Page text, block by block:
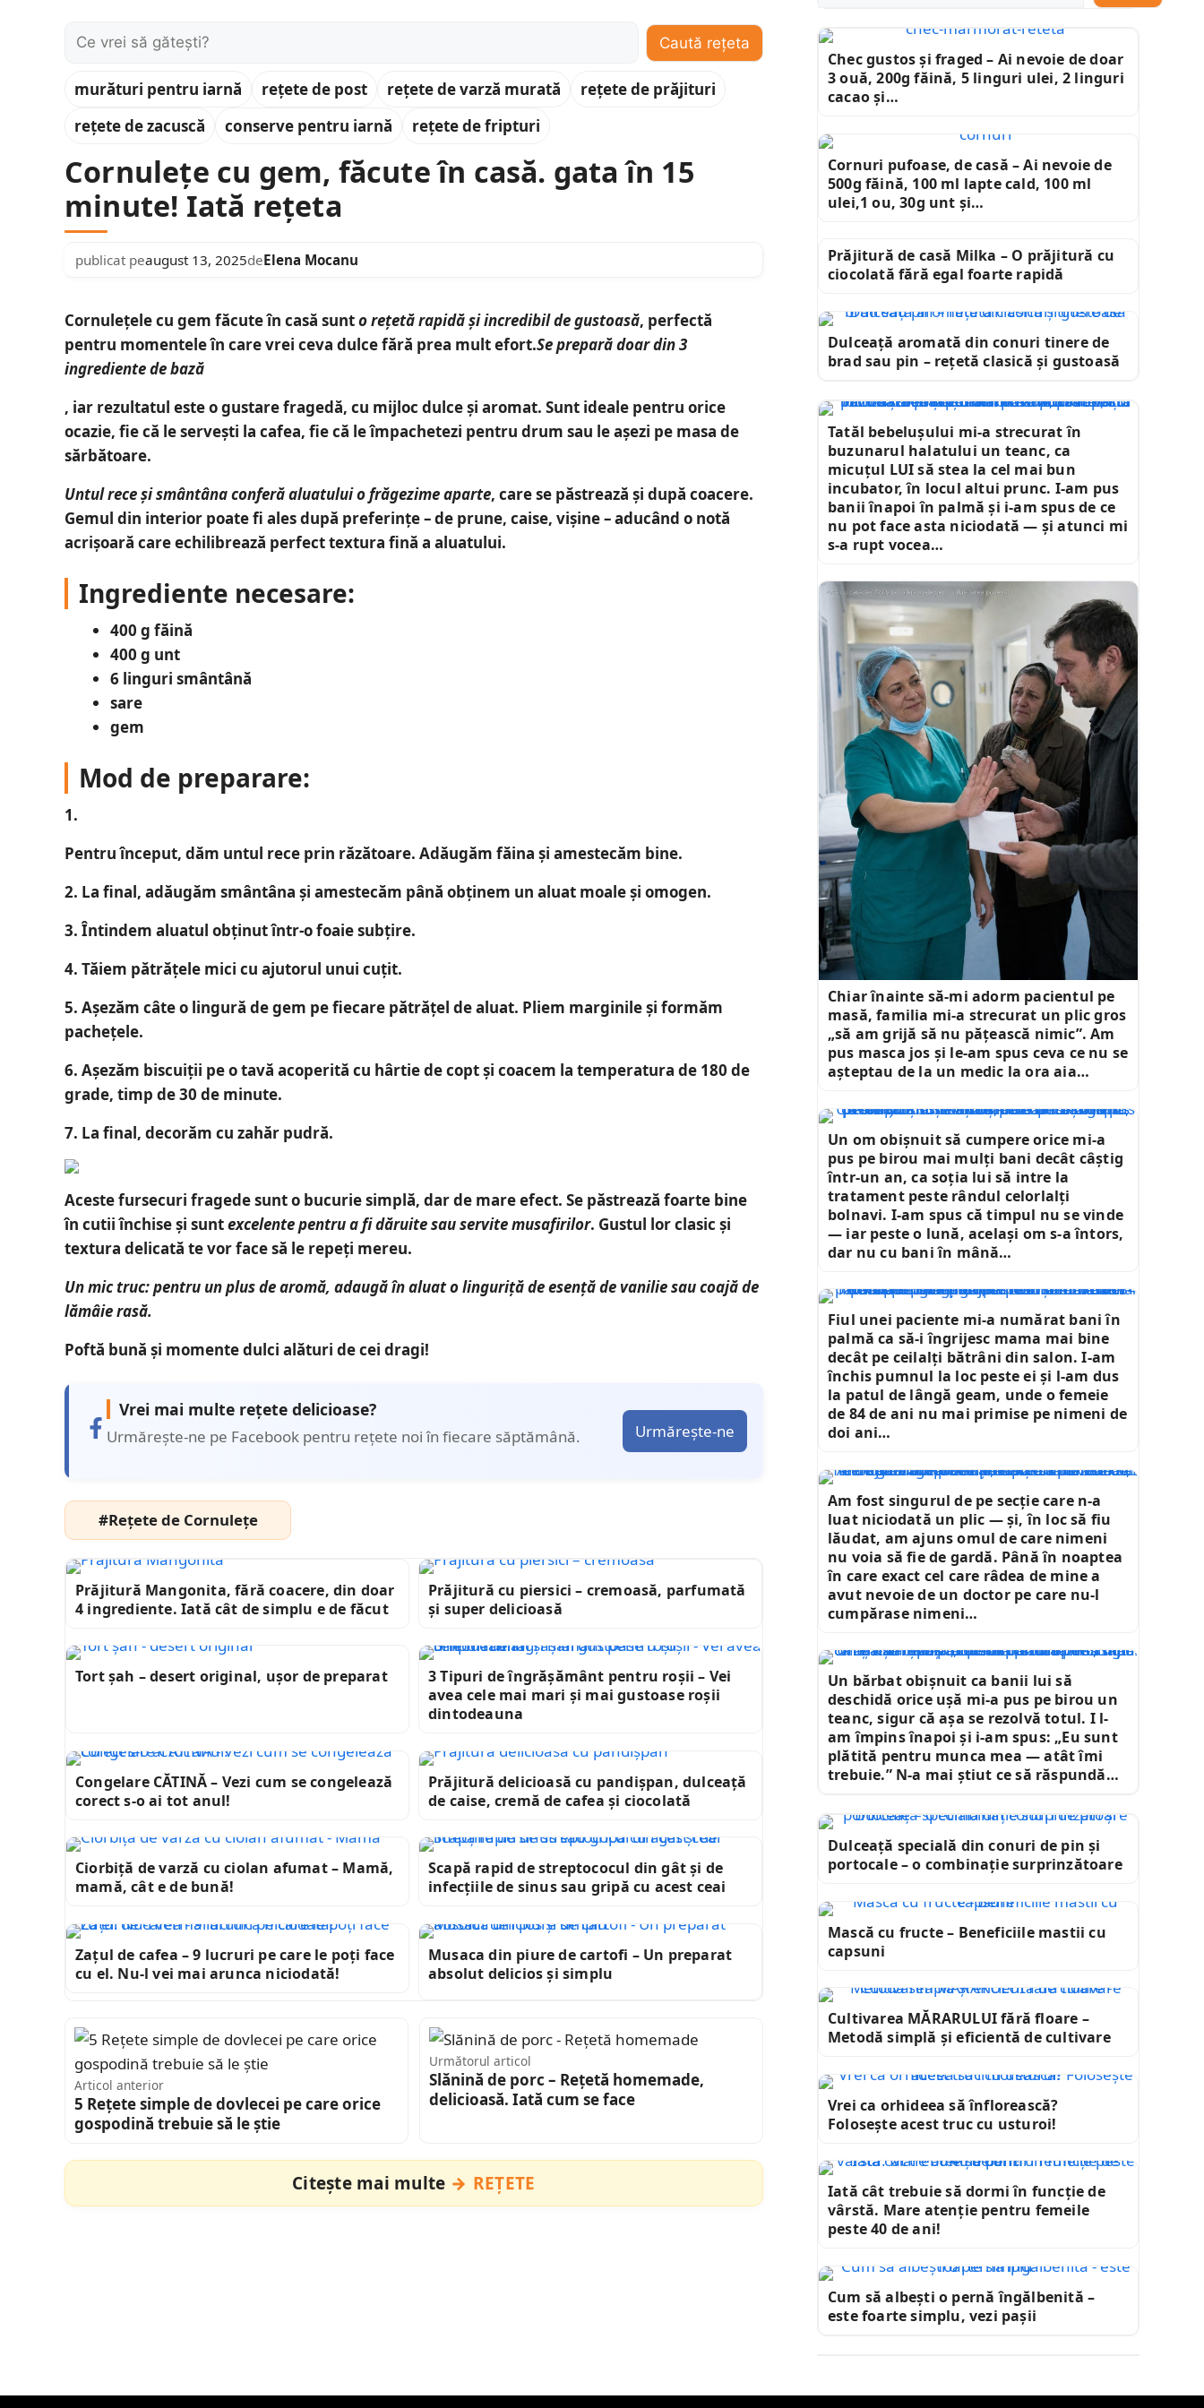
Caută: Caută rețeta
murături pentru iarnă rețete de post rețete de varză murată
rețete de prăjituri
rețete de zacuscă
conserve pentru iarnă rețete de fripturi
Cornulețe cu gem, făcute în casă. gata în 15
minute! Iată rețeta
publicat peaugust 13, 2025deElena Mocanu
Cornulețele cu gem făcute în casă sunto rețetă rapidă și incredibil de gustoasă, perfectă
pentru momentele în care vrei ceva dulce fără prea mult efort.Se prepară doar din 3
ingrediente de bază
, iar rezultatul este o gustare fragedă, cu mijloc dulce și aromat. Sunt ideale pentru orice
ocazie, fie că le servești la cafea, fie că le împachetezi pentru drum sau le așezi pe masa de
sărbătoare.
Untul rece și smântâna conferă aluatului o frăgezime aparte, care se păstrează și după coacere.
Gemul din interior poate fi ales după preferințe – de prune, caise, vișine – aducând o notă
acrișoară care echilibrează perfect textura fină a aluatului.
Ingrediente necesare:
400 g făină
400 g unt
6 linguri smântână
sare
gem
Mod de preparare:
1.
Pentru început, dăm untul rece prin răzătoare. Adăugăm făina și amestecăm bine.
2. La final, adăugăm smântâna și amestecăm până obținem un aluat moale și omogen.
3.Întindem aluatul obținut într-o foaie subțire.
4. Tăiem pătrățele mici cu ajutorul unui cuțit.
5. Așezăm câte o lingură de gem pe fiecare pătrățel de aluat. Pliem marginile și formăm
pachețele.
6. Așezăm biscuiții pe o tavă acoperită cu hârtie de copt și coacem la temperatura de 180 de
grade, timp de 30 de minute.
7. La final, decorăm cu zahăr pudră.
Aceste fursecuri fragede sunt o bucurie simplă, dar de mare efect. Se păstrează foarte bine
în cutii închise și suntexcelente pentru a fi dăruite sau servite musafirilor. Gustul lor clasic și
textura delicată te vor face să le repeți mereu.
Un mic truc: pentru un plus de aromă, adaugă în aluat o linguriță de esență de vanilie sau coajă de
lămâie rasă.
Poftă bună și momente dulci alături de cei dragi!
Vrei mai multe rețete delicioase?
Urmărește-ne pe Facebook pentru rețete noi în fiecare săptămână. Urmărește-ne
#Rețete de Cornulețe
Prăjitură Mangonita, fără coacere, din doar
4 ingrediente. Iată cât de simplu e de făcut
Prăjitură cu piersici – cremoasă, parfumată
și super delicioasă
Tort șah – desert original, ușor de preparat
3 Tipuri de îngrășământ pentru roșii – Vei
avea cele mai mari și mai gustoase roșii
dintodeauna
Congelare CĂTINĂ – Vezi cum se congelează
corect s-o ai tot anul!
Prăjitură delicioasă cu pandișpan, dulceață
de caise, cremă de cafea și ciocolată
Ciorbiță de varză cu ciolan afumat – Mamă,
mamă, cât e de bună!
Scapă rapid de streptococul din gât și de
infecțiile de sinus sau gripă cu acest ceai
Zațul de cafea – 9 lucruri pe care le poți face
cu el. Nu-l vei mai arunca niciodată!
Musaca din piure de cartofi – Un preparat
absolut delicios și simplu
Articol anterior
5 Rețete simple de dovlecei pe care orice
gospodină trebuie să le știe
Următorul articol
Slănină de porc – Rețetă homemade,
delicioasă. Iată cum se face
Citește mai multe REȚETE
Chec gustos și fraged – Ai nevoie de doar
3 ouă, 200g făină, 5 linguri ulei, 2 linguri
cacao și…
Cornuri pufoase, de casă – Ai nevoie de
500g făină, 100 ml lapte cald, 100 ml
ulei,1 ou, 30g unt și…
Prăjitură de casă Milka – O prăjitură cu
ciocolată fără egal foarte rapidă
Dulceață aromată din conuri tinere de
brad sau pin – rețetă clasică și gustoasă
Tatăl bebelușului mi-a strecurat în
buzunarul halatului un teanc, ca
micuțul LUI să stea la cel mai bun
incubator, în locul altui prunc. I-am pus
banii înapoi în palmă și i-am spus de ce
nu pot face asta niciodată — și atunci mi
s-a rupt vocea…
Chiar înainte să-mi adorm pacientul pe
masă, familia mi-a strecurat un plic gros
„să am grijă să nu pățească nimic”. Am
pus masca jos și le-am spus ceva ce nu se
așteptau de la un medic la ora aia…
Un om obișnuit să cumpere orice mi-a
pus pe birou mai mulți bani decât câștig
într-un an, ca soția lui să intre la
tratament peste rândul celorlalți
bolnavi. I-am spus că timpul nu se vinde
— iar peste o lună, același om s-a întors,
dar nu cu bani în mână…
Fiul unei paciente mi-a numărat bani în
palmă ca să-i îngrijesc mama mai bine
decât pe ceilalți bătrâni din salon. I-am
închis pumnul la loc peste ei și l-am dus
la patul de lângă geam, unde o femeie
de 84 de ani nu mai primise pe nimeni de
doi ani…
Am fost singurul de pe secție care n-a
luat niciodată un plic — și, în loc să fiu
lăudat, am ajuns omul de care nimeni
nu voia să fie de gardă. Până în noaptea
în care exact cel care râdea de mine a
avut nevoie de un doctor pe care nu-l
cumpărase nimeni…
Un bărbat obișnuit ca banii lui să
deschidă orice ușă mi-a pus pe birou un
teanc, sigur că așa se rezolvă totul. I l-
am împins înapoi și i-am spus: „Eu sunt
plătită pentru munca mea — atât îmi
trebuie.” N-a mai știut ce să răspundă…
Dulceață specială din conuri de pin și
portocale – o combinație surprinzătoare
Mască cu fructe – Beneficiile mastii cu
capsuni
Cultivarea MĂRARULUI fără floare –
Metodă simplă și eficientă de cultivare
Vrei ca orhideea să înflorească?
Folosește acest truc cu usturoi!
Iată cât trebuie să dormi în funcție de
vârstă. Mare atenție pentru femeile
peste 40 de ani!
Cum să albești o pernă îngălbenită –
este foarte simplu, vezi pașii